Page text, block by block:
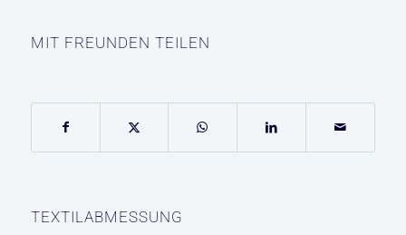
MIT FREUNDEN TEILEN
TEXTILABMESSUNG